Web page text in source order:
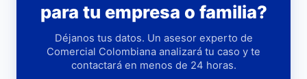
para tu empresa o familia?
Déjanos tus datos. Un asesor experto de
Comercial Colombiana analizará tu caso y te
contactará en menos de 24 horas.